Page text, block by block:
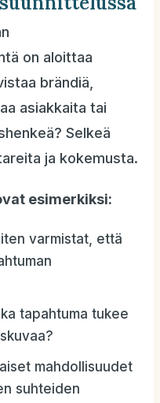
on aloittaa
brändiä,
asiakkaita tai
Selkeä
ja kokemusta.
esimerkiksi:
varmistat, että
tapahtuma tukee
mahdollisuudet
suhteiden